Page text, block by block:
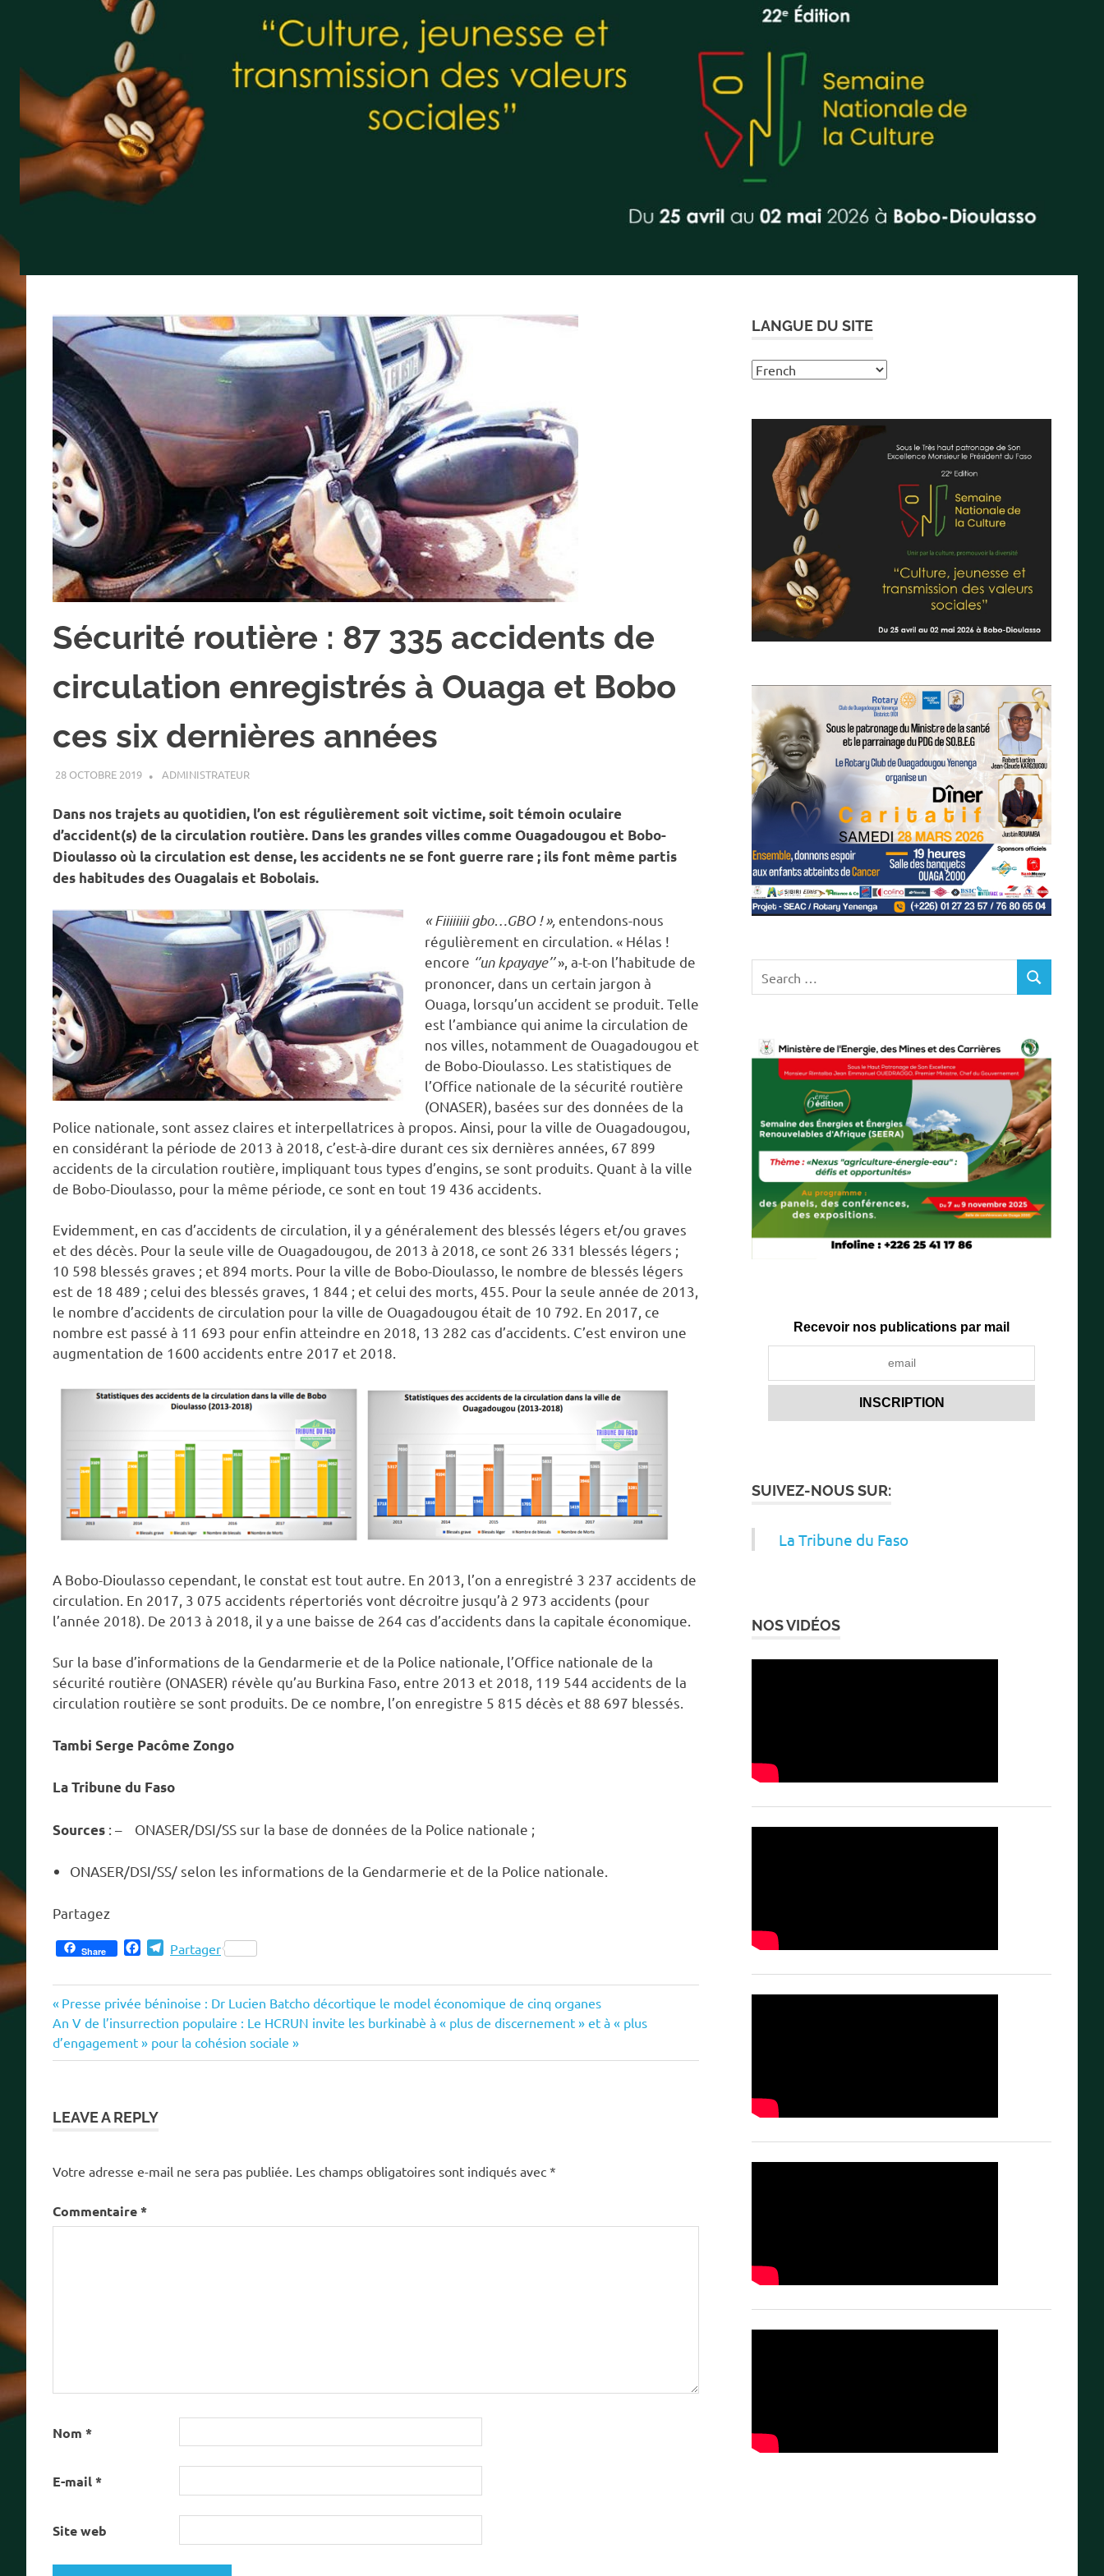
Sécurité routière : 87 335 accidents de
circulation enregistrés à Ouaga et Bobo
ces six dernières années
28 OCTOBRE 2019 ADMINISTRATEURSÉCURITÉ ROUTIÈRE
Dans nos trajets au quotidien, l’on est régulièrement soit victime, soit témoin oculaire
d’accident(s) de la circulation routière. Dans les grandes villes comme Ouagadougou et Bobo-
Dioulasso où la circulation est dense, les accidents ne se font guerre rare ; ils font même partis
des habitudes des Ouagalais et Bobolais.
« Fiiiiiiii gbo…GBO ! », entendons-nous
régulièrement en circulation. « Hélas !
encore ‘’un kpayaye’’», a-t-on l’habitude de
prononcer, dans un certain jargon à
Ouaga, lorsqu’un accident se produit. Telle
est l’ambiance qui anime la circulation de
nos villes, notamment de Ouagadougou et
de Bobo-Dioulasso. Les statistiques de
l’Office nationale de la sécurité routière
(ONASER), basées sur des données de la
Police nationale, sont assez claires et interpellatrices à propos. Ainsi, pour la ville de Ouagadougou,
en considérant la période de 2013 à 2018, c’est-à-dire durant ces six dernières années, 67 899
accidents de la circulation routière, impliquant tous types d’engins, se sont produits. Quant à la ville
de Bobo-Dioulasso, pour la même période, ce sont en tout 19 436 accidents.
Evidemment, en cas d’accidents de circulation, il y a généralement des blessés légers et/ou graves
et des décès. Pour la seule ville de Ouagadougou, de 2013 à 2018, ce sont 26 331 blessés légers ;
10 598 blessés graves ; et 894 morts. Pour la ville de Bobo-Dioulasso, le nombre de blessés légers
est de 18 489 ; celui des blessés graves, 1 844 ; et celui des morts, 455. Pour la seule année de 2013,
le nombre d’accidents de circulation pour la ville de Ouagadougou était de 10 792. En 2017, ce
nombre est passé à 11 693 pour enfin atteindre en 2018, 13 282 cas d’accidents. C’est environ une
augmentation de 1600 accidents entre 2017 et 2018.
A Bobo-Dioulasso cependant, le constat est tout autre. En 2013, l’on a enregistré 3 237 accidents de
circulation. En 2017, 3 075 accidents répertoriés vont décroitre jusqu’à 2 973 accidents (pour
l’année 2018). De 2013 à 2018, il y a une baisse de 264 cas d’accidents dans la capitale économique.
Sur la base d’informations de la Gendarmerie et de la Police nationale, l’Office nationale de la
sécurité routière (ONASER) révèle qu’au Burkina Faso, entre 2013 et 2018, 119 544 accidents de la
circulation routière se sont produits. De ce nombre, l’on enregistre 5 815 décès et 88 697 blessés.
Tambi Serge Pacôme Zongo
La Tribune du Faso
Sources : – ONASER/DSI/SS sur la base de données de la Police nationale ;
ONASER/DSI/SS/ selon les informations de la Gendarmerie et de la Police nationale.
Partagez
Share FacebookTelegram
Partager
Navigation
de
Previous
Post:
Presse privée béninoise : Dr Lucien Batcho décortique le model économique de cinq organes
Next
Post:
An V de l’insurrection populaire : Le HCRUN invite les burkinabè à « plus de discernement » et à « plus
d’engagement » pour la cohésion sociale
LEAVE A REPLY
Votre adresse e-mail ne sera pas publiée. Les champs obligatoires sont indiqués avec *
Commentaire*
Nom *
E-mail*
Site web
LANGUE DU SITE
for:
SEARCH
Recevoir nos publications par mail
SUIVEZ-NOUS SUR:
La Tribune du Faso
NOS VIDÉOS